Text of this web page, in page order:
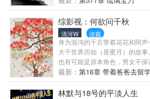
候就emm不多说……攻正直老
一样，他只爱我。”─少年猫妖茶
主，在外包养了一只狼狗?” “少
不和他咬，和你咬。” “大人的手
软了。” …… 作者特谢:感谢临风
面。
综影视：何欲问千秋
清河W 连载
身为混沌的千言带着花花和阿
大千世界历劫（度蜜月）的故
也有可能是原本角色，男女不
证，每一世也不一定在一起。 能
绝不委屈，空间阵容强大保证
OOC的。）
最新： 第16章 带着爸爸去留
林默与18号的平淡人生